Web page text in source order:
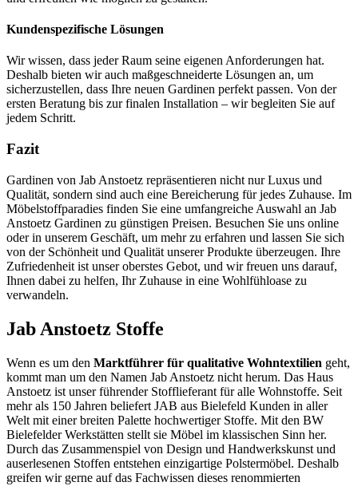
Kundenspezifische Lösungen
Wir wissen, dass jeder Raum seine eigenen Anforderungen hat.
Deshalb bieten wir auch maßgeschneiderte Lösungen an, um
sicherzustellen, dass Ihre neuen Gardinen perfekt passen. Von der
ersten Beratung bis zur finalen Installation – wir begleiten Sie auf
jedem Schritt.
Fazit
Gardinen von Jab Anstoetz repräsentieren nicht nur Luxus und
Qualität, sondern sind auch eine Bereicherung für jedes Zuhause. Im
Möbelstoffparadies finden Sie eine umfangreiche Auswahl an Jab
Anstoetz Gardinen zu günstigen Preisen. Besuchen Sie uns online
oder in unserem Geschäft, um mehr zu erfahren und lassen Sie sich
von der Schönheit und Qualität unserer Produkte überzeugen. Ihre
Zufriedenheit ist unser oberstes Gebot, und wir freuen uns darauf,
Ihnen dabei zu helfen, Ihr Zuhause in eine Wohlfühloase zu
verwandeln.
Jab Anstoetz Stoffe
Wenn es um den Marktführer für qualitative Wohntextilien geht,
kommt man um den Namen Jab Anstoetz nicht herum. Das Haus
Anstoetz ist unser führender Stofflieferant für alle Wohnstoffe. Seit
mehr als 150 Jahren beliefert JAB aus Bielefeld Kunden in aller
Welt mit einer breiten Palette hochwertiger Stoffe. Mit den BW
Bielefelder Werkstätten stellt sie Möbel im klassischen Sinn her.
Durch das Zusammenspiel von Design und Handwerkskunst und
auserlesenen Stoffen entstehen einzigartige Polstermöbel. Deshalb
greifen wir gerne auf das Fachwissen dieses renommierten